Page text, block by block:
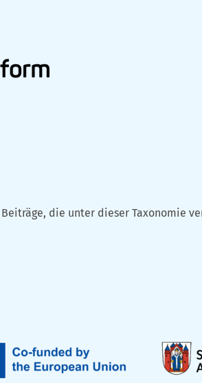
die unter dieser Taxonomie